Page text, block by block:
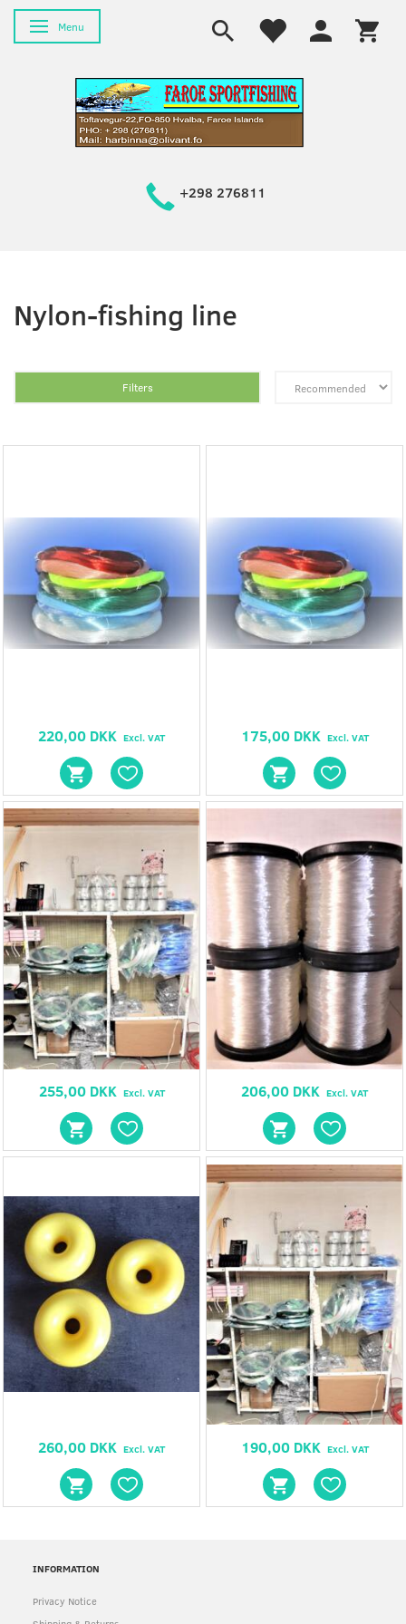
Toggle navigation
Menu
+298 276811
Nylon-fishing line
Filters
220,00 DKK Excl. VAT 175,00 DKK Excl. VAT
255,00 DKK Excl. VAT 206,00 DKK Excl. VAT
260,00 DKK Excl. VAT 190,00 DKK Excl. VAT
INFORMATION
Privacy Notice